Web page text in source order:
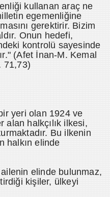
kullanan araç ne
egemenliğine
gerektirir. Bizim
Onun hedefi,
kontrolü sayesinde
(Afet İnan-M. Kemal
71,73)
yeri olan 1924 ve
alan halkçılık ilkesi,
Bu ilkenin
halkın elinde
elinde bulunmaz,
kişiler, ülkeyi